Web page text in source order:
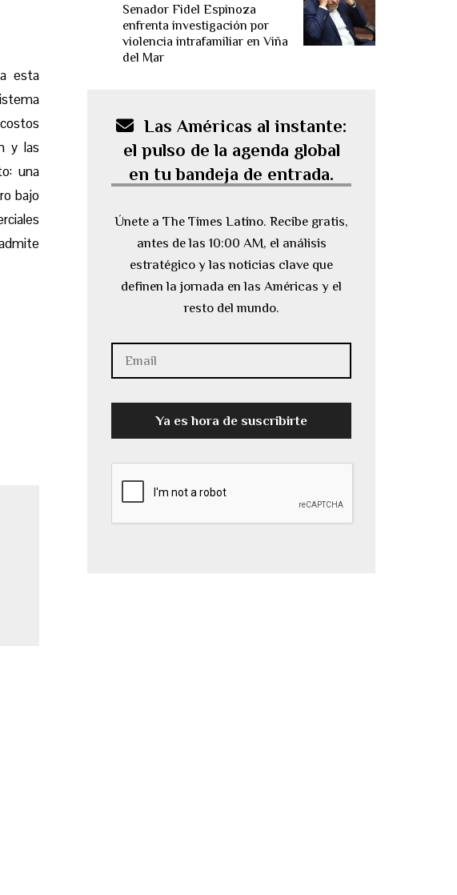
esta
y las
una
bajo
Senador Fidel Espinoza
enfrenta investigación por
violencia intrafamiliar en Viña
del Mar
Las Américas al instante:
el pulso de la agenda global
en tu bandeja de entrada.
Únete a The Times Latino. Recibe gratis,
antes de las 10:00 AM, el análisis
estratégico y las noticias clave que
definen la jornada en las Américas y el
resto del mundo.
Ya es hora de suscribirte